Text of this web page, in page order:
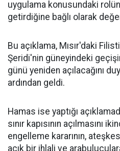
uygulama konusundaki
getirdiğine bağlı olarak
Bu açıklama, Mısır'daki
Şeridi'nin güneyindeki
günü yeniden açılacağını
ardından geldi.
Hamas ise yaptığı
sınır kapısının açılmasını
engelleme kararının,
açık bir ihlali ve